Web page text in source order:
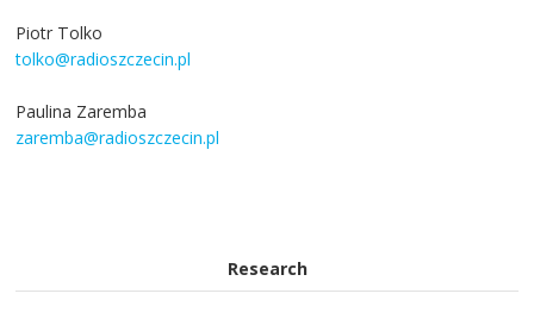
Piotr Tolko
tolko@radioszczecin.pl
Paulina Zaremba
zaremba@radioszczecin.pl
Research